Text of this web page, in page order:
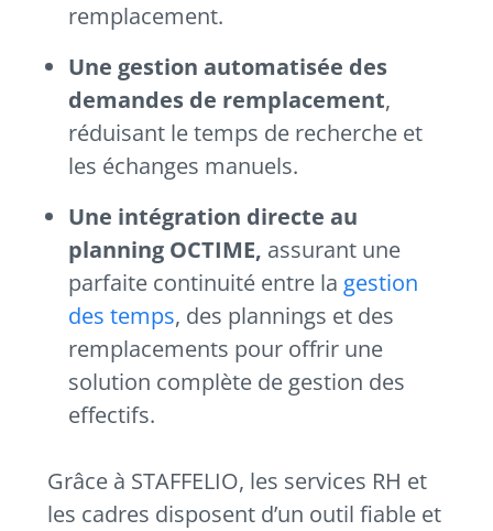
remplacement.
Une gestion automatisée des
demandes de remplacement,
réduisant le temps de recherche et
les échanges manuels.
Une intégration directe au
planning OCTIME, assurant une
parfaite continuité entre la gestion
des temps, des plannings et des
remplacements pour offrir une
solution complète de gestion des
effectifs.
Grâce à STAFFELIO, les services RH et
les cadres disposent d’un outil fiable et